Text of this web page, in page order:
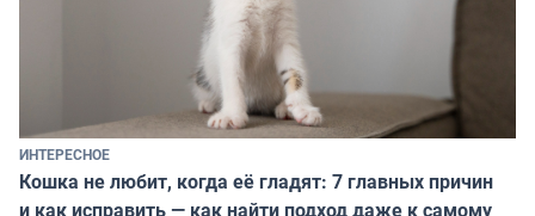
ИНТЕРЕСНОЕ
Кошка не любит, когда её гладят: 7 главных причин
и как исправить — как найти подход даже к самому